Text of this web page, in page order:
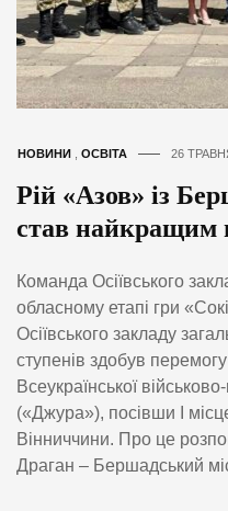
НОВИНИ , ОСВІТА 26
Рій «Азов» із
став найкращим
Команда Осіївського
обласному етапі гри
Осіївського закладу
ступенів здобув перемогу
Всеукраїнської
(«Джура»), посівши І
Вінниччини. Про це
Драган – Бершадський